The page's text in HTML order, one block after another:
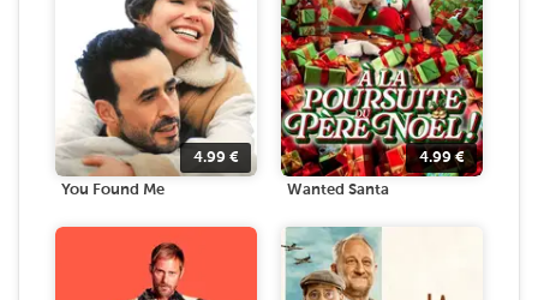
4.99 €
You Found Me
4.99€
Wanted Santa